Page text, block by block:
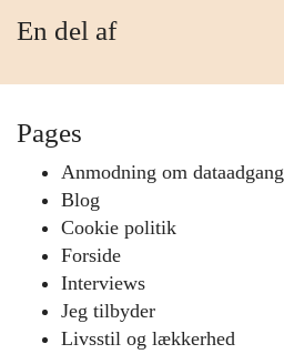
En del af
Pages
Anmodning om dataadgang
Blog
Cookie politik
Forside
Interviews
Jeg tilbyder
Livsstil og lækkerhed